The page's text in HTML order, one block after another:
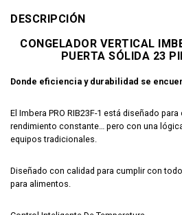
DESCRIPCIÓN
CONGELADOR VERTICAL
PUERTA SÓLIDA 23
Donde eficiencia y durabilidad se
El Imbera PRO RIB23F-1 está diseñado
rendimiento constante… pero con una
equipos tradicionales.
Diseñado con calidad para cumplir con
para alimentos.